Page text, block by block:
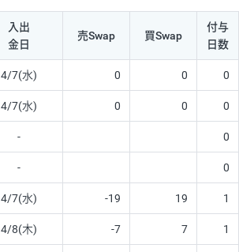
入出
金日
売Swap 買Swap
付与
日数
4/7(水) 0 0 0
4/7(水) 0 0 0
- 0
- 0
4/7(水) -19 19 1
4/8(木) -7 7 1